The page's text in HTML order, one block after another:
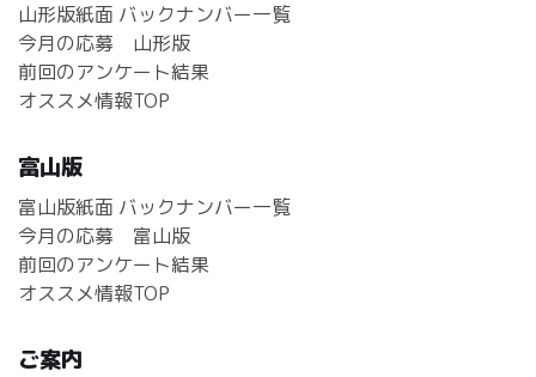
山形版紙面 バックナンバー一覧
今月の応募 山形版
前回のアンケート結果
オススメ情報TOP
富山版
富山版紙面 バックナンバー一覧
今月の応募 富山版
前回のアンケート結果
オススメ情報TOP
ご案内